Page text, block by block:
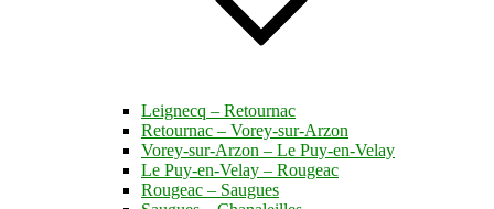
Leignecq – Retournac
Retournac – Vorey-sur-Arzon
Vorey-sur-Arzon – Le Puy-en-Velay
Le Puy-en-Velay – Rougeac
Rougeac – Saugues